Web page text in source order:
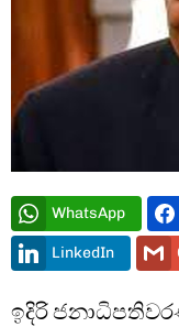
Type and hit enter
WhatsApp
LinkedIn
ඉදිරි